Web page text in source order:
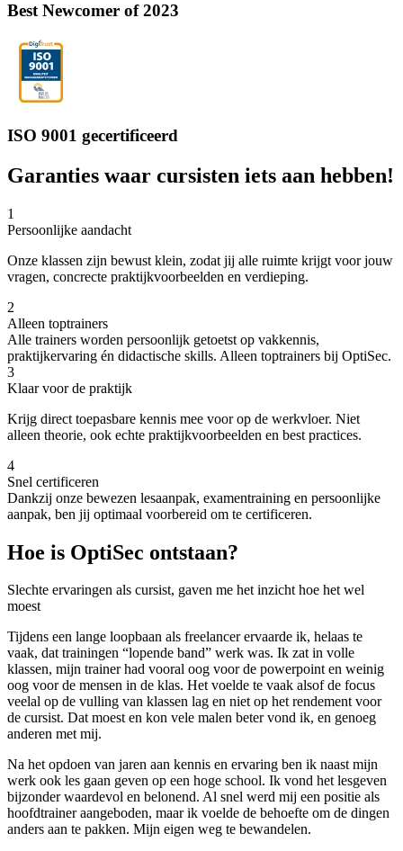
Best Newcomer of 2023
ISO 9001 gecertificeerd
Garanties waar cursisten iets aan hebben!
1
Persoonlijke aandacht
Onze klassen zijn bewust klein, zodat jij alle ruimte krijgt voor jouw
vragen, concrecte praktijkvoorbeelden en verdieping.
2
Alleen toptrainers
Alle trainers worden persoonlijk getoetst op vakkennis,
praktijkervaring én didactische skills. Alleen toptrainers bij OptiSec.
3
Klaar voor de praktijk
Krijg direct toepasbare kennis mee voor op de werkvloer. Niet
alleen theorie, ook echte praktijkvoorbeelden en best practices.
4
Snel certificeren
Dankzij onze bewezen lesaanpak, examentraining en persoonlijke
aanpak, ben jij optimaal voorbereid om te certificeren.
Hoe is OptiSec ontstaan?
Slechte ervaringen als cursist, gaven me het inzicht hoe het wel
moest
Tijdens een lange loopbaan als freelancer ervaarde ik, helaas te
vaak, dat trainingen “lopende band” werk was. Ik zat in volle
klassen, mijn trainer had vooral oog voor de powerpoint en weinig
oog voor de mensen in de klas. Het voelde te vaak alsof de focus
veelal op de vulling van klassen lag en niet op het rendement voor
de cursist. Dat moest en kon vele malen beter vond ik, en genoeg
anderen met mij.
Na het opdoen van jaren aan kennis en ervaring ben ik naast mijn
werk ook les gaan geven op een hoge school. Ik vond het lesgeven
bijzonder waardevol en belonend. Al snel werd mij een positie als
hoofdtrainer aangeboden, maar ik voelde de behoefte om de dingen
anders aan te pakken. Mijn eigen weg te bewandelen.